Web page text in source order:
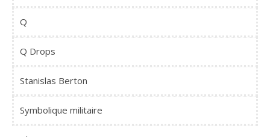
Q
Q Drops
Stanislas Berton
Symbolique militaire